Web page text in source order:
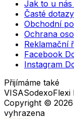
Jak to u
Časté dotazy
Obchodní
Ochrana
Reklamační
Facebook
Instagram
Přijímáme také
VISASodexoFlexi
Copyright © 2026
vyhrazena